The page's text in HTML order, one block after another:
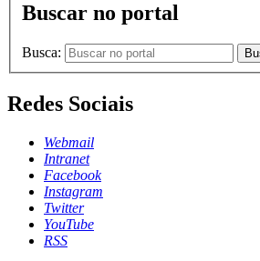
Buscar no portal
Busca:
Redes Sociais
Webmail
Intranet
Facebook
Instagram
Twitter
YouTube
RSS